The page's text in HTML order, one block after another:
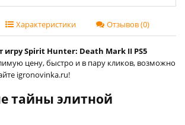
Характеристики Отзывов (0)
игру Spirit Hunter: Death Mark II PS5
цену, быстро и в пару кликов, возможно
igronovinka.ru!
тайны элитной